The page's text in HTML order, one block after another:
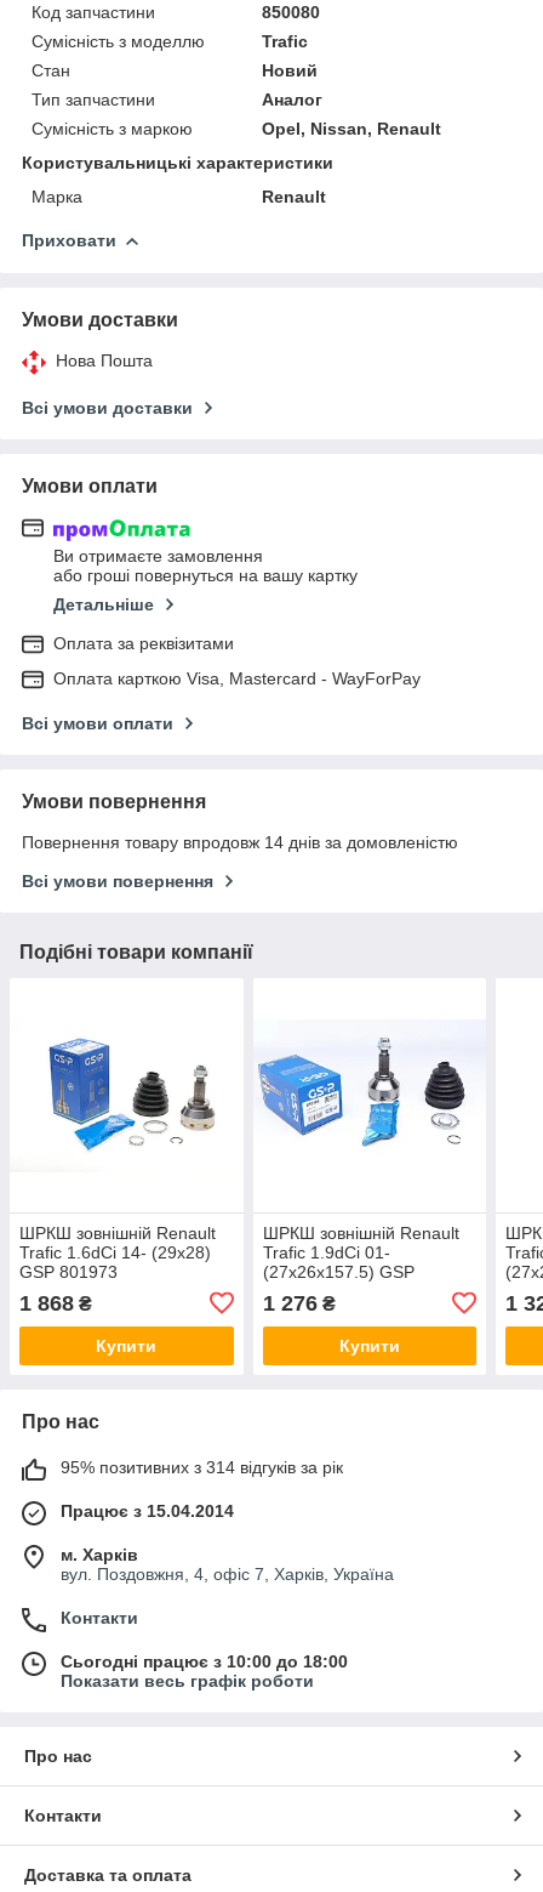
Код запчастини
850080
Сумісність з моделлю
Trafic
Стан
Новий
Тип запчастини
Аналог
Сумісність з маркою
Opel, Nissan, Renault
Користувальницькі характеристики
Марка
Renault
Приховати
Умови доставки
Нова Пошта
Всі умови доставки
Умови оплати
Ви отримаєте замовлення
або гроші повернуться на вашу картку
Детальніше
Оплата за реквізитами
Оплата карткою Visa, Mastercard - WayForPay
Всі умови оплати
Умови повернення
Повернення товару впродовж 14 днів за домовленістю
Всі умови повернення
Подібні товари компанії
ШРКШ зовнішній Renault
Trafic 1.6dCi 14- (29x28)
GSP 801973
1 868 ₴
Купити
ШРКШ зовнішній Renault
Trafic 1.9dCi 01-
(27x26x157.5) GSP
1 276₴
Купити
1
Про нас
95% позитивних з 314 відгуків за рік
Працює з 15.04.2014
м. Харків
вул. Поздовжня, 4, офіс 7, Харків, Україна
Контакти
Сьогодні працює з 10:00 до 18:00
Показати весь графік роботи
Про нас
Контакти
Доставка та оплата